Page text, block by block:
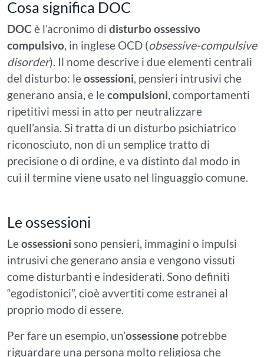
Cosa significa DOC
DOC è l’acronimo di disturbo ossessivo
compulsivo, in inglese OCD (obsessive-compulsive
disorder). Il nome descrive i due elementi centrali
del disturbo: leossessioni, pensieri intrusivi che
generano ansia, e lecompulsioni, comportamenti
ripetitivi messi in atto per neutralizzare
quell’ansia. Si tratta di un disturbo psichiatrico
riconosciuto, non di un semplice tratto di
precisione o di ordine, e va distinto dal modo in
cui il termine viene usato nel linguaggio comune.
Le ossessioni
Leossessioni sono pensieri, immagini o impulsi
intrusivi che generano ansia e vengono vissuti
come disturbanti e indesiderati. Sono definiti
“egodistonici”, cioè avvertiti come estranei al
proprio modo di essere.
Per fare un esempio, un’ossessione potrebbe
riguardare una persona molto religiosa che